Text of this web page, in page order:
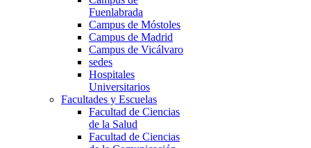
Fuenlabrada
Campus de Móstoles
Campus de Madrid
Campus de Vicálvaro
sedes
Hospitales
Universitarios
Facultades y Escuelas
Facultad de Ciencias
de la Salud
Facultad de Ciencias